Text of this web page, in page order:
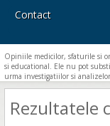
Contact
Opiniile medicilor, sfaturile si
si educational. Ele nu pot
urma investigatiilor si
Rezultatele